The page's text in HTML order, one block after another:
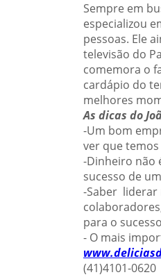
Sempre em
especializou
pessoas. Ele
televisão do
comemora o
cardápio do
melhores
As dicas do
-Um bom
ver que
-Dinheiro não
sucesso de
-Saber liderar
para o
- O mais
(41)4101-0620